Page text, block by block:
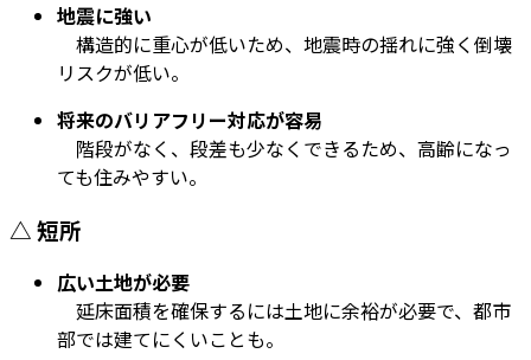
地震に強い
構造的に重心が低いため、地震時の揺れに強く倒壊
リスクが低い。
将来のバリアフリー対応が容易
階段がなく、段差も少なくできるため、高齢になっ
ても住みやすい。
△ 短所
広い土地が必要
延床面積を確保するには土地に余裕が必要で、都市
部では建てにくいことも。